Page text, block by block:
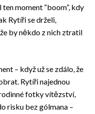
moment “boom”, kdy
Rytíři se drželi,
by někdo z nich ztratil
– když už se zdálo, že
Rytíři najednou
fotky vítězství,
risku bez gólmana –